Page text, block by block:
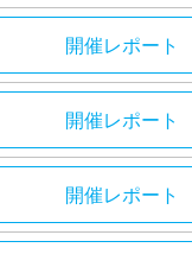
開催レポート
開催レポート
開催レポート